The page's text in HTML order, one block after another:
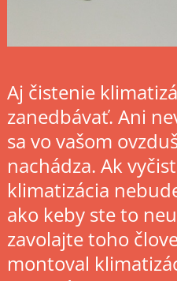
Aj čistenie
zanedbávať. Ani
sa vo vašom
nachádza. Ak
klimatizácia
ako keby ste to
zavolajte toho
montoval